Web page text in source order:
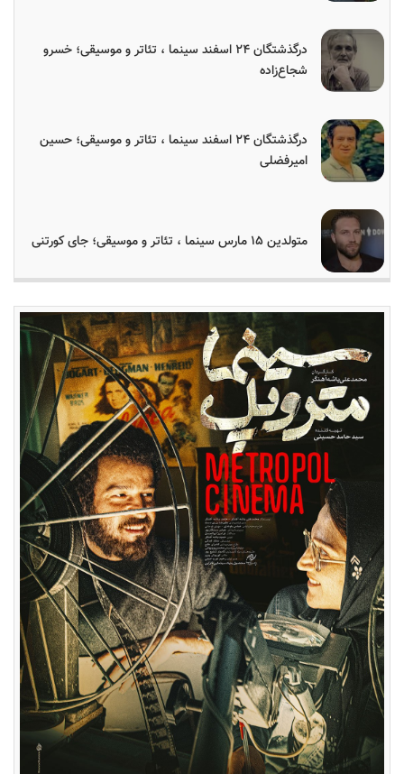
درگذشتگان ۲۴ اسفند سینما ، تئاتر و موسیقی؛ خسرو
شجاع‌زاده
درگذشتگان ۲۴ اسفند سینما ، تئاتر و موسیقی؛ حسین
امیرفضلی
متولدین ۱۵ مارس سینما ، تئاتر و موسیقی؛ جای کورتنی